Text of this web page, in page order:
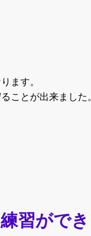
ます。
ことが出来ました
習がで